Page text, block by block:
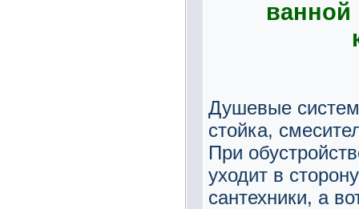
ванной
Душевые
стойка,
При
уходит в
сантехники, а